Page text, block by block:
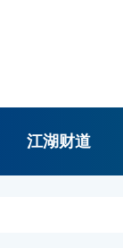
江湖财道